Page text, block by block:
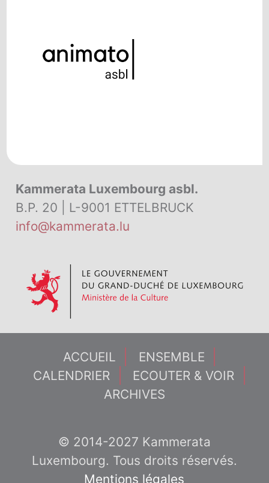
Kammerata Luxembourg asbl.
B.P. 20 | L-9001 ETTELBRUCK
info@kammerata.lu
ACCUEIL
ENSEMBLE
CALENDRIER
ECOUTER & VOIR
ARCHIVES
© 2014-2027 Kammerata
Luxembourg. Tous droits réservés.
Mentions légales